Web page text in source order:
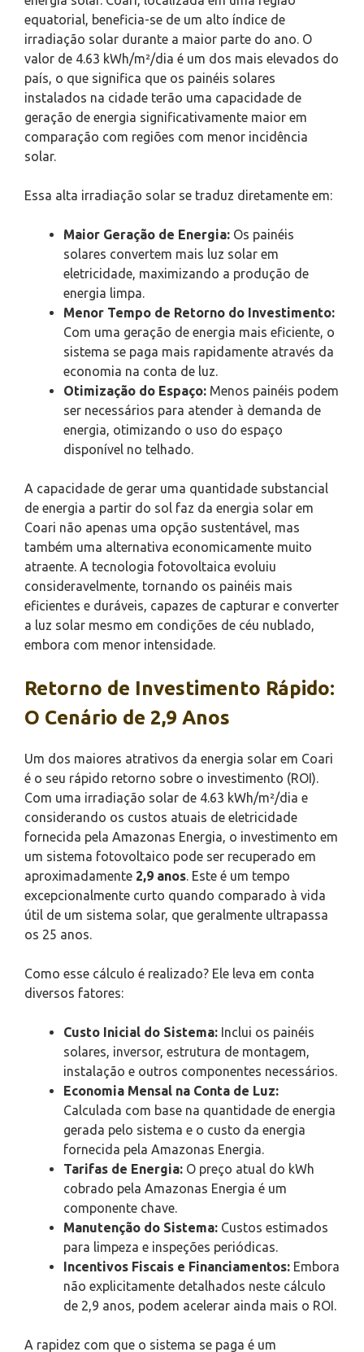
equatorial, beneficia-se de um alto índice de
irradiação solar durante a maior parte do ano. O
valor de 4.63 kWh/m²/dia é um dos mais elevados do
país, o que significa que os painéis solares
instalados na cidade terão uma capacidade de
geração de energia significativamente maior em
comparação com regiões com menor incidência
solar.
Essa alta irradiação solar se traduz diretamente em:
Maior Geração de Energia: Os painéis
solares convertem mais luz solar em
eletricidade, maximizando a produção de
energia limpa.
Menor Tempo de Retorno do Investimento:
Com uma geração de energia mais eficiente, o
sistema se paga mais rapidamente através da
economia na conta de luz.
Otimização do Espaço: Menos painéis podem
ser necessários para atender à demanda de
energia, otimizando o uso do espaço
disponível no telhado.
A capacidade de gerar uma quantidade substancial
de energia a partir do sol faz da energia solar em
Coari não apenas uma opção sustentável, mas
também uma alternativa economicamente muito
atraente. A tecnologia fotovoltaica evoluiu
consideravelmente, tornando os painéis mais
eficientes e duráveis, capazes de capturar e converter
a luz solar mesmo em condições de céu nublado,
embora com menor intensidade.
Retorno de Investimento Rápido:
O Cenário de 2,9 Anos
Um dos maiores atrativos da energia solar em Coari
é o seu rápido retorno sobre o investimento (ROI).
Com uma irradiação solar de 4.63 kWh/m²/dia e
considerando os custos atuais de eletricidade
fornecida pela Amazonas Energia, o investimento em
um sistema fotovoltaico pode ser recuperado em
aproximadamente 2,9 anos . Este é um tempo
excepcionalmente curto quando comparado à vida
útil de um sistema solar, que geralmente ultrapassa
os 25 anos.
Como esse cálculo é realizado? Ele leva em conta
diversos fatores:
Custo Inicial do Sistema: Inclui os painéis
solares, inversor, estrutura de montagem,
instalação e outros componentes necessários.
Economia Mensal na Conta de Luz:
Calculada com base na quantidade de energia
gerada pelo sistema e o custo da energia
fornecida pela Amazonas Energia.
Tarifas de Energia: O preço atual do kWh
cobrado pela Amazonas Energia é um
componente chave.
Manutenção do Sistema: Custos estimados
para limpeza e inspeções periódicas.
Incentivos Fiscais e Financiamentos: Embora
não explicitamente detalhados neste cálculo
de 2,9 anos, podem acelerar ainda mais o ROI.
A rapidez com que o sistema se paga é um